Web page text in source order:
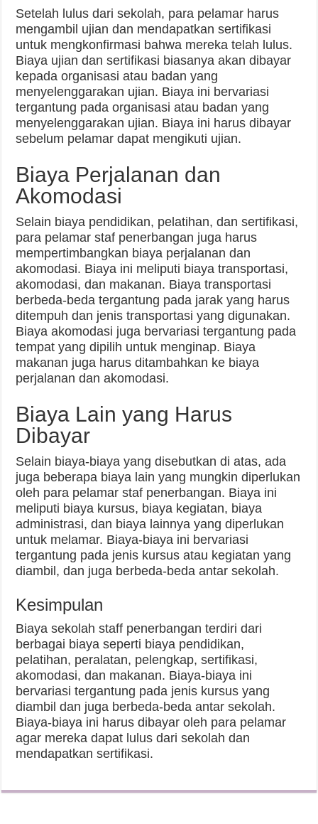
Setelah lulus dari sekolah, para pelamar harus
mengambil ujian dan mendapatkan sertifikasi
untuk mengkonfirmasi bahwa mereka telah lulus.
Biaya ujian dan sertifikasi biasanya akan dibayar
kepada organisasi atau badan yang
menyelenggarakan ujian. Biaya ini bervariasi
tergantung pada organisasi atau badan yang
menyelenggarakan ujian. Biaya ini harus dibayar
sebelum pelamar dapat mengikuti ujian.
Biaya Perjalanan dan
Akomodasi
Selain biaya pendidikan, pelatihan, dan sertifikasi,
para pelamar staf penerbangan juga harus
mempertimbangkan biaya perjalanan dan
akomodasi. Biaya ini meliputi biaya transportasi,
akomodasi, dan makanan. Biaya transportasi
berbeda-beda tergantung pada jarak yang harus
ditempuh dan jenis transportasi yang digunakan.
Biaya akomodasi juga bervariasi tergantung pada
tempat yang dipilih untuk menginap. Biaya
makanan juga harus ditambahkan ke biaya
perjalanan dan akomodasi.
Biaya Lain yang Harus
Dibayar
Selain biaya-biaya yang disebutkan di atas, ada
juga beberapa biaya lain yang mungkin diperlukan
oleh para pelamar staf penerbangan. Biaya ini
meliputi biaya kursus, biaya kegiatan, biaya
administrasi, dan biaya lainnya yang diperlukan
untuk melamar. Biaya-biaya ini bervariasi
tergantung pada jenis kursus atau kegiatan yang
diambil, dan juga berbeda-beda antar sekolah.
Kesimpulan
Biaya sekolah staff penerbangan terdiri dari
berbagai biaya seperti biaya pendidikan,
pelatihan, peralatan, pelengkap, sertifikasi,
akomodasi, dan makanan. Biaya-biaya ini
bervariasi tergantung pada jenis kursus yang
diambil dan juga berbeda-beda antar sekolah.
Biaya-biaya ini harus dibayar oleh para pelamar
agar mereka dapat lulus dari sekolah dan
mendapatkan sertifikasi.